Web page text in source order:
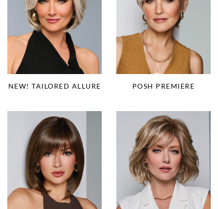
NEW! TAILORED ALLURE POSH PREMIERE